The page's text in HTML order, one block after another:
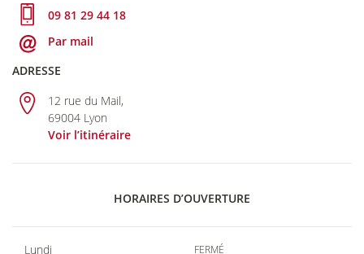
09 81 29 44 18
Par mail
ADRESSE
12 rue du Mail,
69004 Lyon
Voir l’itinéraire
HORAIRES D’OUVERTURE
Lundi FERMÉ